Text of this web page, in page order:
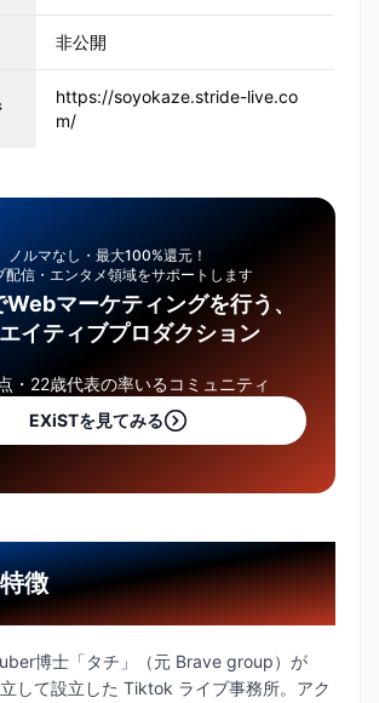
非公開
https://soyokaze.stride-live.co
m/
ノルマなし・最大100%還元！
配信・エンタメ領域をサポートします
マーケティングを行う、
イティブプロダクション
・22歳代表の率いるコミュニティ
EXiSTを見てみる
徴
博士「タチ」（元 Brave group）が
して設立した Tiktok ライブ事務所。アク